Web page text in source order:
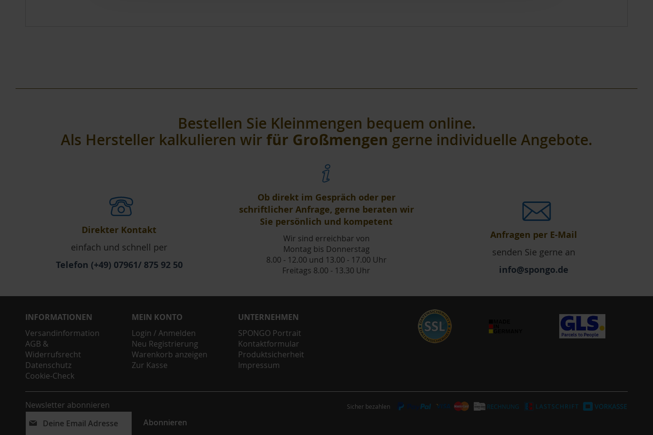
Bestellen Sie Kleinmengen bequem online.
Als Hersteller kalkulieren wir für Großmengen gerne individuelle Angebote.
Direkter Kontakt
einfach und schnell per
Telefon (+49) 07961/ 875 92 50
Ob direkt im Gespräch oder per
schriftlicher Anfrage, gerne beraten wir
Sie persönlich und kompetent
Wir sind erreichbar von
Montag bis Donnerstag
8.00 - 12.00 und 13.00 - 17.00 Uhr
Freitags 8.00 - 13.30 Uhr
Anfragen per E-Mail
senden Sie gerne an
info@spongo.de
INFORMATIONEN
Versandinformation
AGB &
Widerrufsrecht
Datenschutz
Cookie-Check
MEIN KONTO
Login / Anmelden
Neu Registrierung
Warenkorb anzeigen
Zur Kasse
UNTERNEHMEN
SPONGO Portrait
Kontaktformular
Produktsicherheit
Impressum
Newsletter abonnieren
Abonnieren
Sicher bezahlen